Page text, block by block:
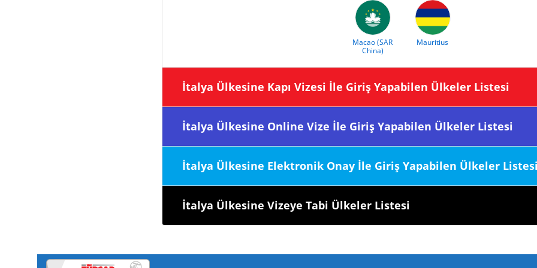
Macao (SAR
China)
Mauritius
İtalya Ülkesine Kapı Vizesi İle Giriş Yapabilen Ülkeler Listesi
İtalya Ülkesine Online Vize İle Giriş Yapabilen Ülkeler Listesi
İtalya Ülkesine Elektronik Onay İle Giriş Yapabilen Ülkeler
İtalya Ülkesine Vizeye Tabi Ülkeler Listesi